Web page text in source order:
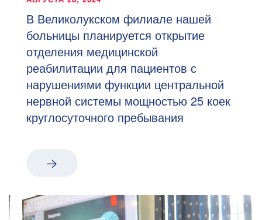
В Великолукском филиале нашей
больницы планируется открытие
отделения медицинской
реабилитации для пациентов с
нарушениями функции центральной
нервной системы мощностью 25 коек
круглосуточного пребывания